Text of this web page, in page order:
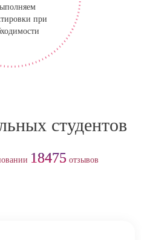
при
студентов
18475 отзывов